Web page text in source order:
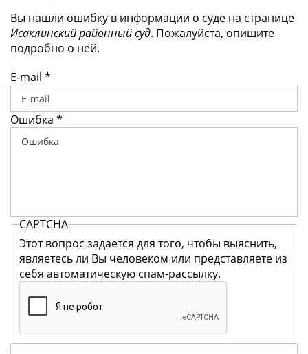
Вы нашли ошибку в информации о суде на странице
Исаклинский районный суд. Пожалуйста, опишите
подробно о ней.
E-mail *
Ошибка *
CAPTCHA
Этот вопрос задается для того, чтобы выяснить,
являетесь ли Вы человеком или представляете из
себя автоматическую спам-рассылку.